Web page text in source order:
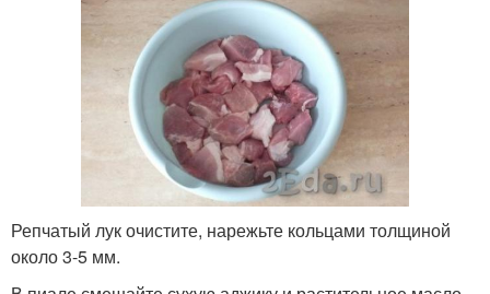
Репчатый лук очистите, нарежьте кольцами толщиной
около 3-5 мм.